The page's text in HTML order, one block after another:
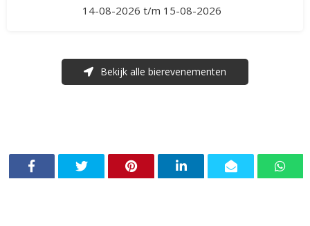
14-08-2026 t/m 15-08-2026
Bekijk alle bierevenementen